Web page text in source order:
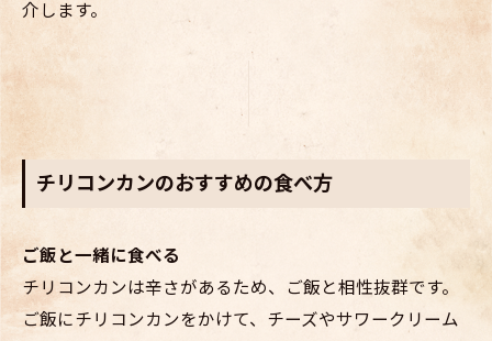
介します。
チリコンカンのおすすめの食べ方
ご飯と一緒に食べる
チリコンカンは辛さがあるため、ご飯と相性抜群です。
ご飯にチリコンカンをかけて、チーズやサワークリーム